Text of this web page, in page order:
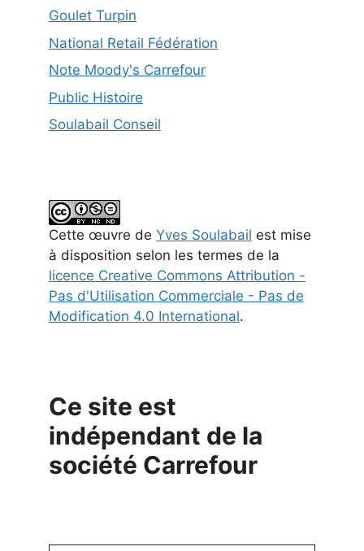
Goulet Turpin
National Retail Fédération
Note Moody's Carrefour
Public Histoire
Soulabail Conseil
Cette œuvre de Yves Soulabail est mise
à disposition selon les termes de la
licence Creative Commons Attribution -
Pas d'Utilisation Commerciale - Pas de
Modification 4.0 International.
Ce site est
indépendant de la
société Carrefour